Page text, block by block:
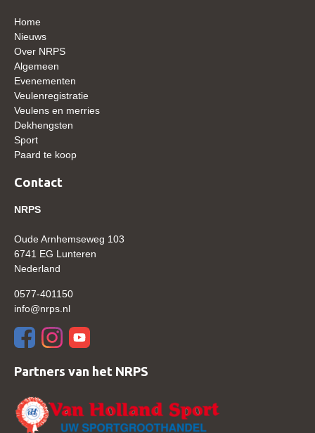
Verrichtingsonderzoek 2022-2023
Sport
Paard te koop
Inloggen
CONTACT
REGIO'S
Bestuur Regio Noord
Regio Midden
Regio West
Home
Nieuws
Over NRPS
Algemeen
Evenementen
Veulenregistratie
Veulens en merries
Dekhengsten
Sport
Paard te koop
Contact
NRPS
Oude Arnhemseweg 103
6741 EG Lunteren
Nederland
0577-401150
info@nrps.nl
Partners van het NRPS